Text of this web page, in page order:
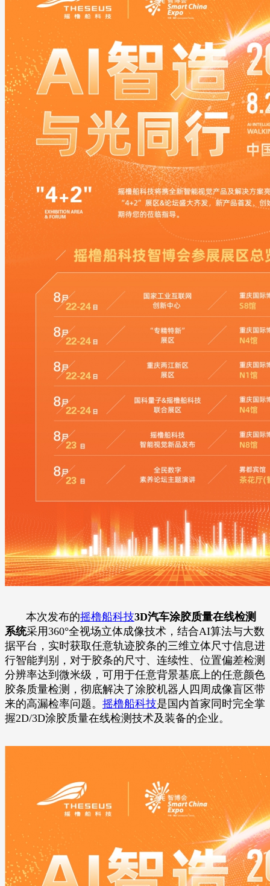
本次发布的摇橹船科技3D汽车涂胶质量在线检测
系统采用360°全视场立体成像技术，结合AI算法与大数
据平台，实时获取任意轨迹胶条的三维立体尺寸信息进
行智能判别，对于胶条的尺寸、连续性、位置偏差检测
分辨率达到微米级，可用于任意背景基底上的任意颜色
胶条质量检测，彻底解决了涂胶机器人四周成像盲区带
来的高漏检率问题。 摇橹船科技是国内首家同时完全掌
握2D/3D涂胶质量在线检测技术及装备的企业。